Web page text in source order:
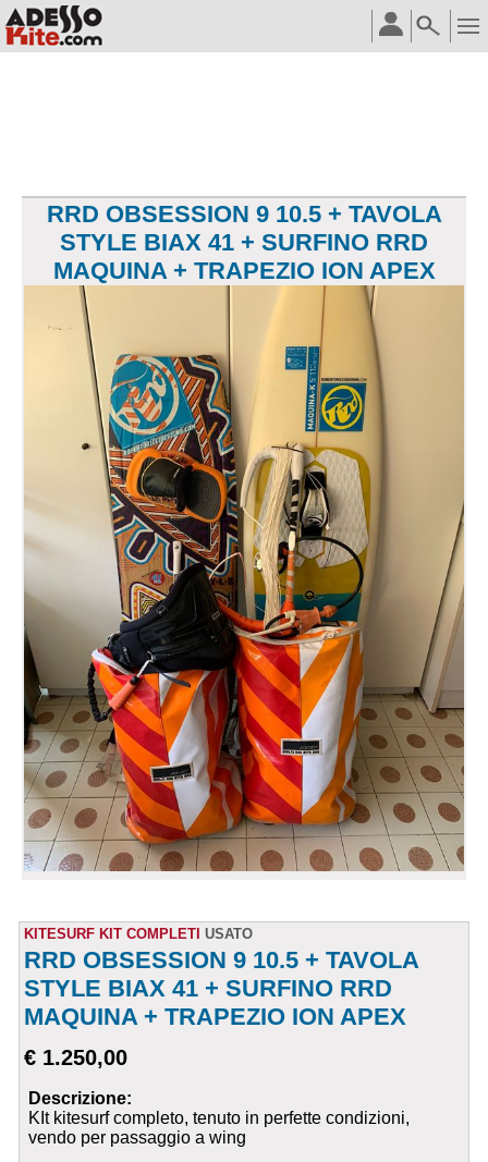
RRD OBSESSION 9 10.5 + TAVOLA
STYLE BIAX 41 + SURFINO RRD
MAQUINA + TRAPEZIO ION APEX
KITESURF KIT COMPLETI USATO
RRD OBSESSION 9 10.5 + TAVOLA
STYLE BIAX 41 + SURFINO RRD
MAQUINA + TRAPEZIO ION APEX
€ 1.250,00
Descrizione:
KIt kitesurf completo, tenuto in perfette condizioni,
vendo per passaggio a wing